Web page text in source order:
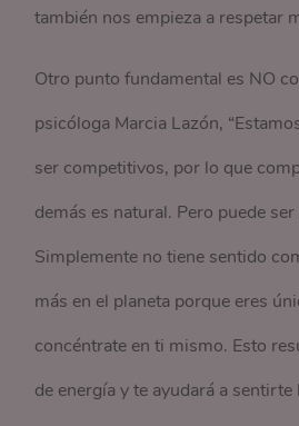
también nos empieza a respetar
Otro punto fundamental es NO
psicóloga Marcia Lazón,
ser competitivos, por lo que
demás es natural. Pero puede
Simplemente no tiene sentido
más en el planeta porque eres
concéntrate en ti mismo. Esto
de energía y te ayudará a sentirte